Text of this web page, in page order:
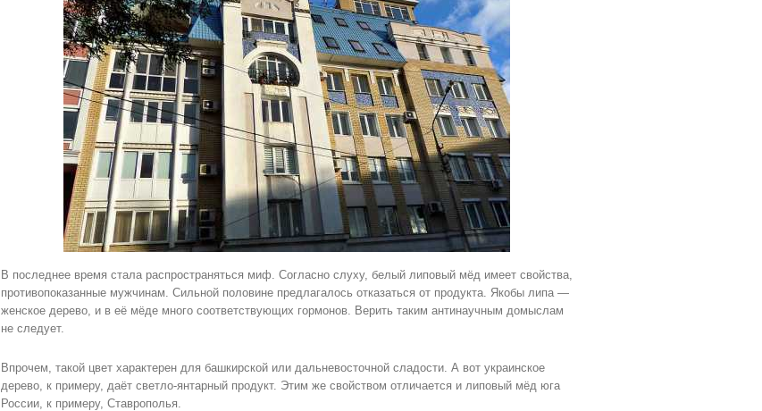
В последнее время стала распространяться миф. Согласно слуху, белый липовый мёд имеет свойства,
противопоказанные мужчинам. Сильной половине предлагалось отказаться от продукта. Якобы липа —
женское дерево, и в её мёде много соответствующих гормонов. Верить таким антинаучным домыслам
не следует.
Впрочем, такой цвет характерен для башкирской или дальневосточной сладости. А вот украинское
дерево, к примеру, даёт светло-янтарный продукт. Этим же свойством отличается и липовый мёд юга
России, к примеру, Ставрополья.